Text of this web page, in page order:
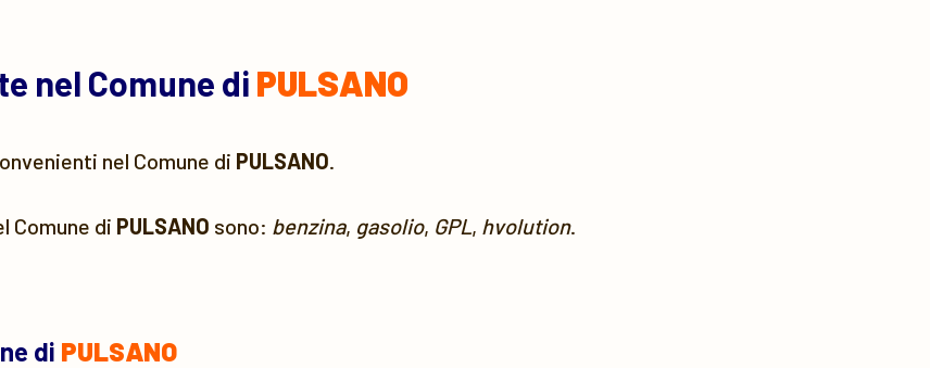
nel Comune di PULSANO
nel Comune di PULSANO.
Comune di PULSANO sono: benzina, gasolio, GPL, hvolution.
di PULSANO